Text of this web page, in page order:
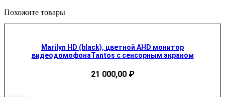
Похожите товары
Marilyn HD (black), цветной AHD монитор
видеодомофонаTantos c сенсорным экраном
21 000,00 ₽